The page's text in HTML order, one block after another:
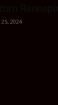
25, 2024